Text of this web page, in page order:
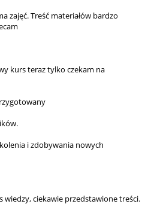
zajęć. Treść materiałów bardzo
kurs teraz tylko czekam na
i zdobywania nowych
wiedzy, ciekawie przedstawione treści.